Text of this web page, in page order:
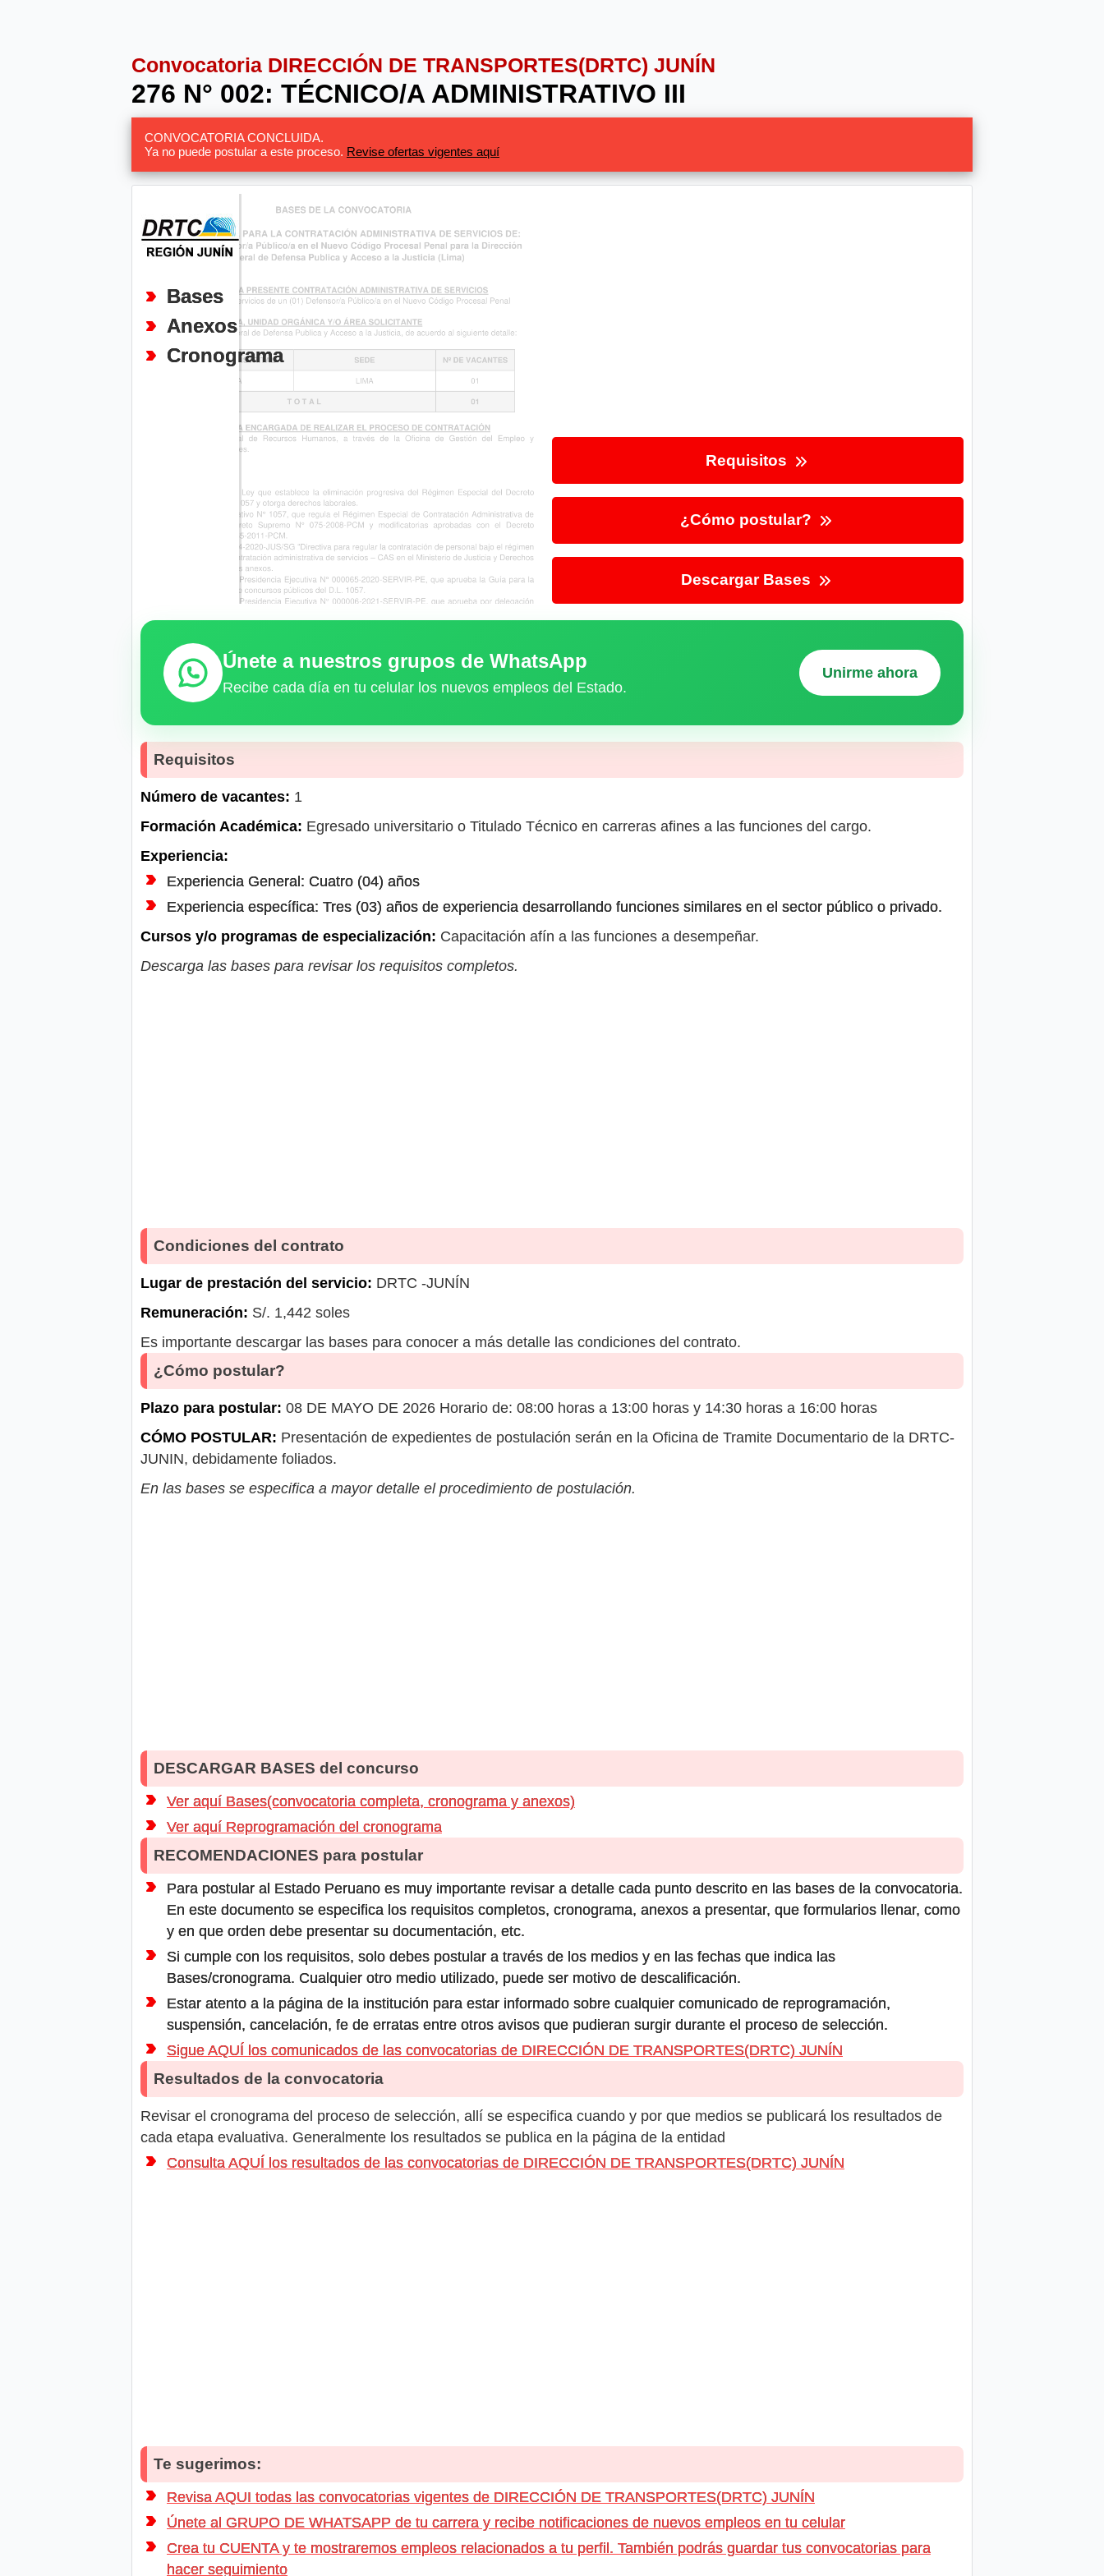
Convocatoria DIRECCIÓN DE TRANSPORTES(DRTC) JUNÍN
276 N° 002: TÉCNICO/A ADMINISTRATIVO III
CONVOCATORIA CONCLUIDA.
Ya no puede postular a este proceso. Revise ofertas vigentes aquí
Bases
Anexos
Cronograma
Requisitos
¿Cómo postular?
Descargar Bases
Únete a nuestros grupos de WhatsApp
Recibe cada día en tu celular los nuevos empleos del Estado.
Unirme ahora
Requisitos
Número de vacantes: 1
Formación Académica: Egresado universitario o Titulado Técnico en carreras afines a las funciones del cargo.
Experiencia:
Experiencia General: Cuatro (04) años
Experiencia específica: Tres (03) años de experiencia desarrollando funciones similares en el sector público o privado.
Cursos y/o programas de especialización: Capacitación afín a las funciones a desempeñar.
Descarga las bases para revisar los requisitos completos.
Condiciones del contrato
Lugar de prestación del servicio: DRTC -JUNÍN
Remuneración: S/. 1,442 soles
Es importante descargar las bases para conocer a más detalle las condiciones del contrato.
¿Cómo postular?
Plazo para postular: 08 DE MAYO DE 2026 Horario de: 08:00 horas a 13:00 horas y 14:30 horas a 16:00 horas
CÓMO POSTULAR: Presentación de expedientes de postulación serán en la Oficina de Tramite Documentario de la DRTC-
JUNIN, debidamente foliados.
En las bases se especifica a mayor detalle el procedimiento de postulación.
DESCARGAR BASES del concurso
Ver aquí Bases(convocatoria completa, cronograma y anexos)
Ver aquí Reprogramación del cronograma
RECOMENDACIONES para postular
Para postular al Estado Peruano es muy importante revisar a detalle cada punto descrito en las bases de la convocatoria.
En este documento se especifica los requisitos completos, cronograma, anexos a presentar, que formularios llenar, como
y en que orden debe presentar su documentación, etc.
Si cumple con los requisitos, solo debes postular a través de los medios y en las fechas que indica las
Bases/cronograma. Cualquier otro medio utilizado, puede ser motivo de descalificación.
Estar atento a la página de la institución para estar informado sobre cualquier comunicado de reprogramación,
suspensión, cancelación, fe de erratas entre otros avisos que pudieran surgir durante el proceso de selección.
Sigue AQUÍ los comunicados de las convocatorias de DIRECCIÓN DE TRANSPORTES(DRTC) JUNÍN
Resultados de la convocatoria
Revisar el cronograma del proceso de selección, allí se especifica cuando y por que medios se publicará los resultados de
cada etapa evaluativa. Generalmente los resultados se publica en la página de la entidad
Consulta AQUÍ los resultados de las convocatorias de DIRECCIÓN DE TRANSPORTES(DRTC) JUNÍN
Te sugerimos:
Revisa AQUI todas las convocatorias vigentes de DIRECCIÓN DE TRANSPORTES(DRTC) JUNÍN
Únete al GRUPO DE WHATSAPP de tu carrera y recibe notificaciones de nuevos empleos en tu celular
Crea tu CUENTA y te mostraremos empleos relacionados a tu perfil. También podrás guardar tus convocatorias para
hacer seguimiento